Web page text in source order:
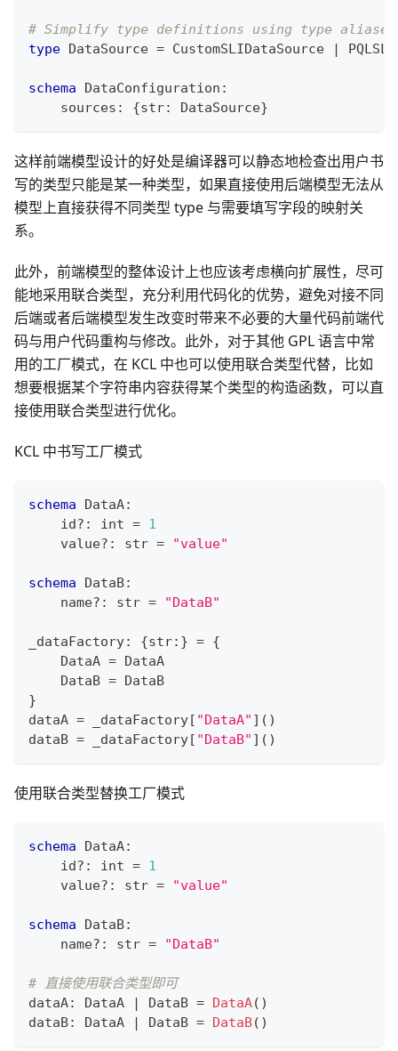
# Simplify type definitions using type aliases
type DataSource = CustomSLIDataSource
schema DataConfiguration :
    sources
: {str: DataSource}
这样前端模型设计的好处是编译器可以静态地检查出用户书
写的类型只能是某一种类型，如果直接使用后端模型无法从
模型上直接获得不同类型 type 与需要填写字段的映射关
系。
此外，前端模型的整体设计上也应该考虑横向扩展性，尽可
能地采用联合类型，充分利用代码化的优势，避免对接不同
后端或者后端模型发生改变时带来不必要的大量代码前端代
码与用户代码重构与修改。此外，对于其他 GPL 语言中常
用的工厂模式，在 KCL 中也可以使用联合类型代替，比如
想要根据某个字符串内容获得某个类型的构造函数，可以直
接使用联合类型进行优化。
KCL 中书写工厂模式
schema DataA:
    id
? : int = 1
    value
? : str = "value"
schema DataB:
    name
? : str = "DataB"
_dataFactory: {str: } = {
    DataA
= DataA
    DataB
= DataB
}
dataA = _dataFactory [ "DataA" ] ()
dataB = _dataFactory [ "DataB" ] ()
使用联合类型替换工厂模式
schema DataA:
    id
? : int = 1
    value
? : str = "value"
schema DataB:
    name
? : str = "DataB"
# 直接使用联合类型即可
dataA: DataA DataB = DataA()
dataB: DataA DataB = DataB()